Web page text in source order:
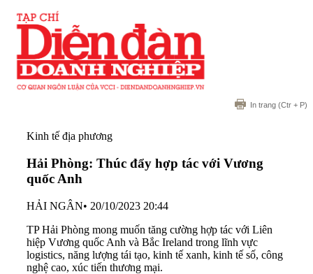
In trang (Ctr + P)
Kinh tế địa phương
Hải Phòng: Thúc đẩy hợp tác với Vương
quốc Anh
HẢI NGÂN• 20/10/2023 20:44
TP Hải Phòng mong muốn tăng cường hợp tác với Liên
hiệp Vương quốc Anh và Bắc Ireland trong lĩnh vực
logistics, năng lượng tái tạo, kinh tế xanh, kinh tế số, công
nghệ cao, xúc tiến thương mại.